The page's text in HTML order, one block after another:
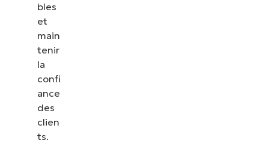
bles
et
main
tenir
la
confi
ance
des
clien
ts.